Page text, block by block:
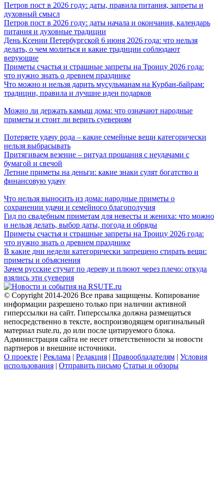
Петров пост в 2026 году: даты, правила питания, запреты и
духовный смысл
Петров пост в 2026 году: даты начала и окончания, календарь
питания и духовные традиции
День Ксении Петербургской 6 июня 2026 года: что нельзя
делать, о чем молиться и какие традиции соблюдают
верующие
Приметы счастья и страшные запреты на Троицу 2026 года:
что нужно знать о древнем празднике
Что можно и нельзя дарить мусульманам на Курбан-байрам:
традиции, правила и лучшие идеи подарков
Можно ли держать камыш дома: что означают народные
приметы и стоит ли верить суевериям
Потеряете удачу рода – какие семейные вещи категорически
нельзя выбрасывать
Притягиваем везение – ритуал прощания с неудачами с
бумагой и свечой
Летние приметы на деньги: какие знаки сулят богатство и
финансовую удачу
Что нельзя выносить из дома: народные приметы о
сохранении удачи и семейного благополучия
Гид по свадебным приметам для невесты и жениха: что можно
и нельзя делать, выбор даты, погода и обряды
Приметы счастья и страшные запреты на Троицу 2026 года:
что нужно знать о древнем празднике
В какие дни недели категорически запрещено стирать вещи:
приметы и объяснения
Зачем русские стучат по дереву и плюют через плечо: откуда
взялись эти суеверия
© Copyright 2014-2026 Все права защищены. Копирование
информации разрешено только при наличии активной
гиперссылки на сайт. Гиперссылка должна размещаться
непосредственно в тексте, воспроизводящем оригинальный
материал rsute.ru, до или после цитируемого блока.
Администрация сайта не несет ответственности за новости
партнеров и внешние источники.
О проекте | Реклама | Редакция | Правообладателям | Условия
использования | Отправить письмо Статьи и обзоры